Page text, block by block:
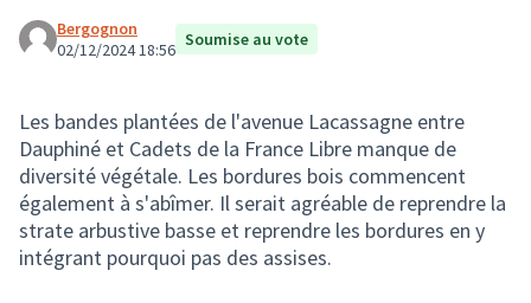
Bergognon
02/12/2024 18:56 Soumise au vote
Les bandes plantées de l'avenue Lacassagne entre
Dauphiné et Cadets de la France Libre manque de
diversité végétale. Les bordures bois commencent
également à s'abîmer. Il serait agréable de reprendre la
strate arbustive basse et reprendre les bordures en y
intégrant pourquoi pas des assises.